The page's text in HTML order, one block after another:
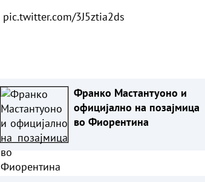
pic.twitter.com/3J5ztia2ds
Франко Мастантуоно и
официјално на позајмица
во Фиорентина